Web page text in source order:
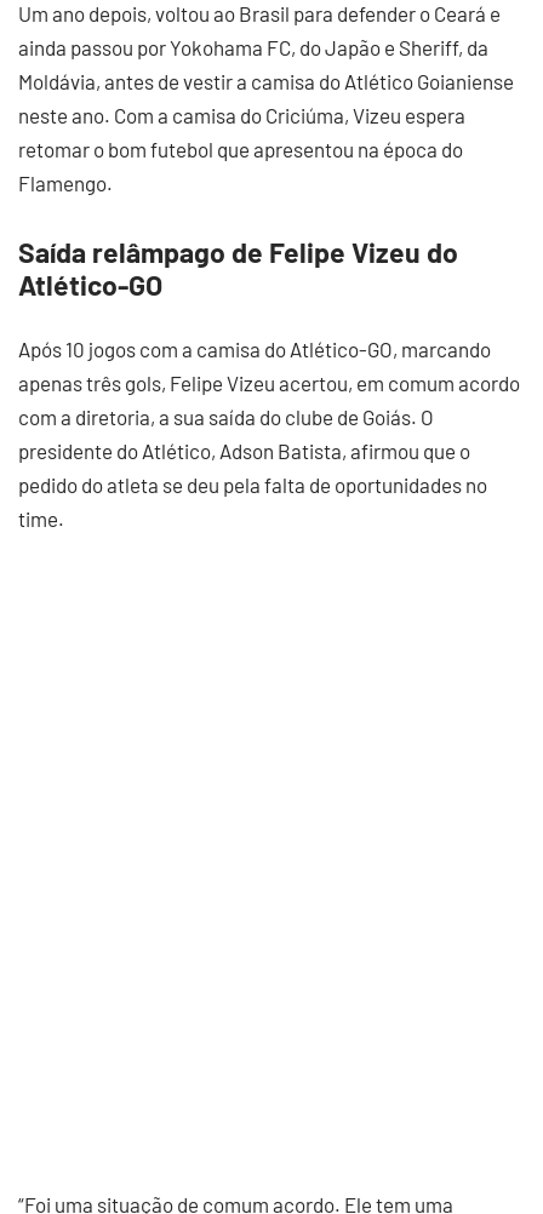
Um ano depois, voltou ao Brasil para defender o Ceará e
ainda passou por Yokohama FC, do Japão e Sheriff, da
Moldávia, antes de vestir a camisa do Atlético Goianiense
neste ano. Com a camisa do Criciúma, Vizeu espera
retomar o bom futebol que apresentou na época do
Flamengo.
Saída relâmpago de Felipe Vizeu do
Atlético-GO
Após 10 jogos com a camisa do Atlético-GO, marcando
apenas três gols, Felipe Vizeu acertou, em comum acordo
com a diretoria, a sua saída do clube de Goiás. O
presidente do Atlético, Adson Batista, afirmou que o
pedido do atleta se deu pela falta de oportunidades no
time.
“Foi uma situação de comum acordo. Ele tem uma